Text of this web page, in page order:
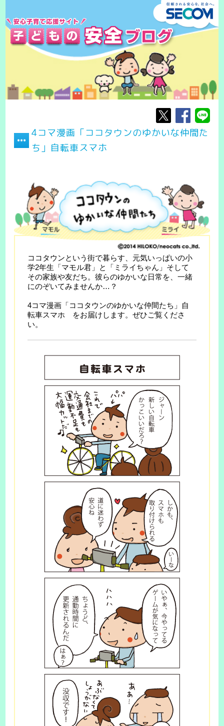
4コマ漫画「ココタウンのゆかいな仲間た
ち」自転車スマホ
ココタウンという街で暮らす、元気いっぱいの小
学2年生「マモル君」と「ミライちゃん」そして
その家族や友だち。彼らのゆかいな日常を、一緒
にのぞいてみませんか…？
4コマ漫画「ココタウンのゆかいな仲間たち」自
転車スマホ をお届けします。ぜひご覧くださ
い。